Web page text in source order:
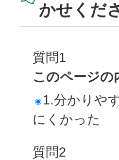
かせくだ
質問1
このページ
1.分かりや
にくかった
質問2